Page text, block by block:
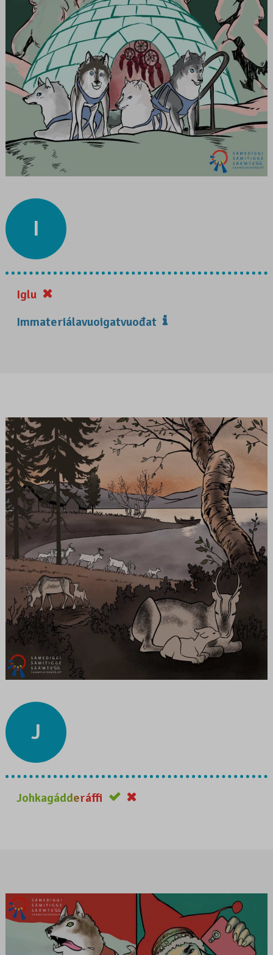
I
Iglu
Immateriálavuoigatvuođat
J
Johkagádderáffi